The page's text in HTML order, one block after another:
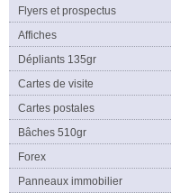
Flyers et prospectus
Affiches
Dépliants 135gr
Cartes de visite
Cartes postales
Bâches 510gr
Forex
Panneaux immobilier